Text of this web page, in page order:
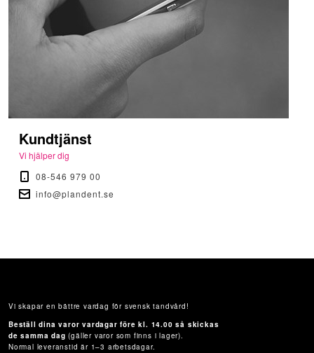
Kundtjänst
Vi hjälper dig
08-546 979 00
info@plandent.se
Vi skapar en bättre vardag för svensk tandvård!
Beställ dina varor vardagar före kl. 14.00 så skickas
de samma dag(gäller varor som finns i lager).
Normal leveranstid är 1–3 arbetsdagar.